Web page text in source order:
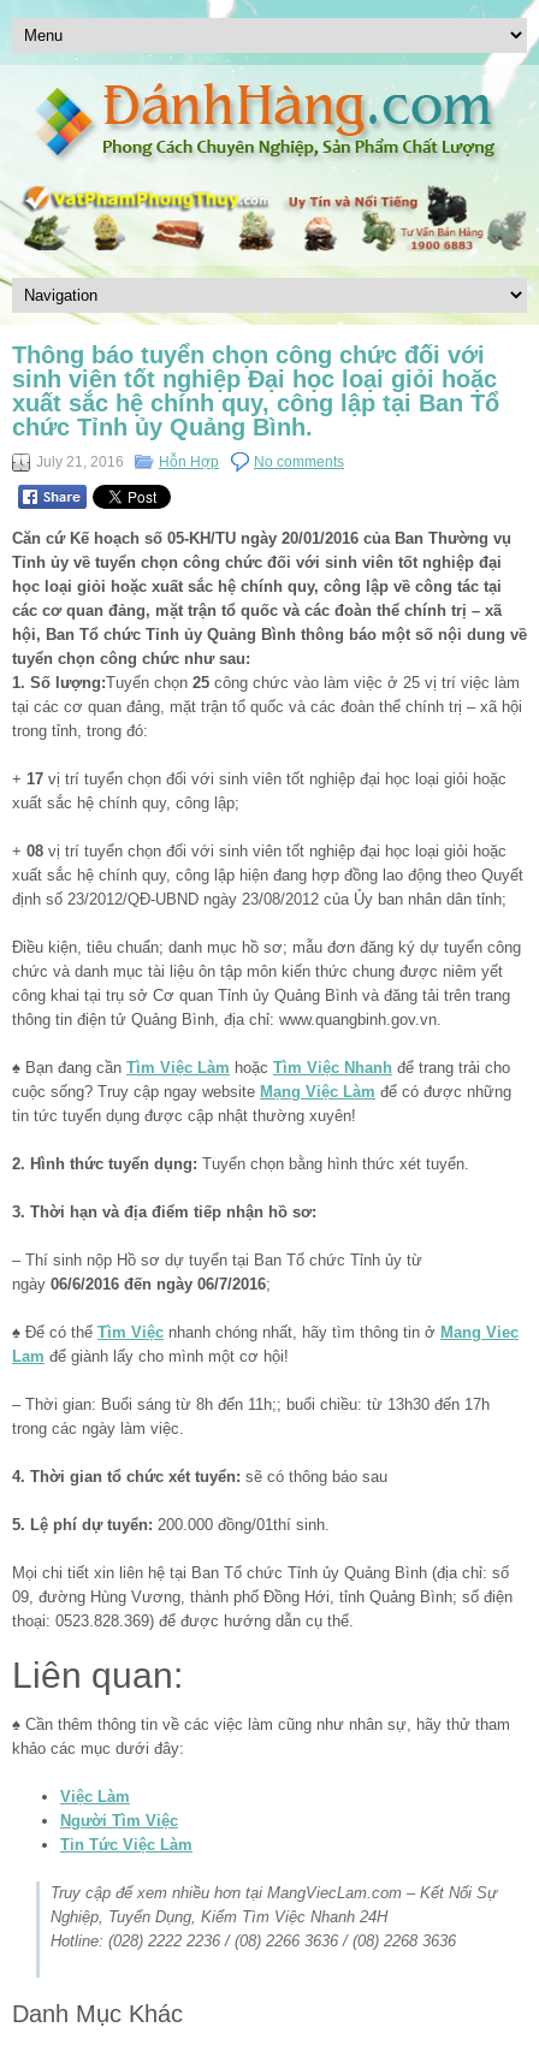
Thông báo tuyển chọn công chức đối với
sinh viên tốt nghiệp Đại học loại giỏi hoặc
xuất sắc hệ chính quy, công lập tại Ban Tổ
chức Tỉnh ủy Quảng Bình.
July 21, 2016 Hỗn Hợp No comments
Căn cứ Kế hoạch số 05-KH/TU ngày 20/01/2016 của Ban Thường vụ
Tỉnh ủy về tuyển chọn công chức đối với sinh viên tốt nghiệp đại
học loại giỏi hoặc xuất sắc hệ chính quy, công lập về công tác tại
các cơ quan đảng, mặt trận tổ quốc và các đoàn thể chính trị – xã
hội, Ban Tổ chức Tỉnh ủy Quảng Bình thông báo một số nội dung về
tuyển chọn công chức như sau:
1. Số lượng:Tuyển chọn 25 công chức vào làm việc ở 25 vị trí việc làm
tại các cơ quan đảng, mặt trận tổ quốc và các đoàn thể chính trị – xã hội
trong tỉnh, trong đó:
+ 17 vị trí tuyển chọn đối với sinh viên tốt nghiệp đại học loại giỏi hoặc
xuất sắc hệ chính quy, công lập;
+ 08 vị trí tuyển chọn đối với sinh viên tốt nghiệp đại học loại giỏi hoặc
xuất sắc hệ chính quy, công lập hiện đang hợp đồng lao động theo Quyết
định số 23/2012/QĐ-UBND ngày 23/08/2012 của Ủy ban nhân dân tỉnh;
Điều kiện, tiêu chuẩn; danh mục hồ sơ; mẫu đơn đăng ký dự tuyển công
chức và danh mục tài liệu ôn tập môn kiến thức chung được niêm yết
công khai tại trụ sở Cơ quan Tỉnh ủy Quảng Bình và đăng tải trên trang
thông tin điện tử Quảng Bình, địa chỉ: www.quangbinh.gov.vn.
♠ Bạn đang cần Tìm Việc Làm hoặc Tìm Việc Nhanh để trang trải cho
cuộc sống? Truy cập ngay website Mạng Việc Làm để có được những
tin tức tuyển dụng được cập nhật thường xuyên!
2. Hình thức tuyển dụng: Tuyển chọn bằng hình thức xét tuyển.
3. Thời hạn và địa điểm tiếp nhận hồ sơ:
– Thí sinh nộp Hồ sơ dự tuyển tại Ban Tổ chức Tỉnh ủy từ
ngày 06/6/2016 đến ngày 06/7/2016;
♠ Để có thể Tìm Việc nhanh chóng nhất, hãy tìm thông tin ở Mang Viec
Lam để giành lấy cho mình một cơ hội!
– Thời gian: Buổi sáng từ 8h đến 11h;; buổi chiều: từ 13h30 đến 17h
trong các ngày làm việc.
4. Thời gian tổ chức xét tuyển: sẽ có thông báo sau
5. Lệ phí dự tuyển: 200.000 đồng/01thí sinh.
Mọi chi tiết xin liên hệ tại Ban Tổ chức Tỉnh ủy Quảng Bình (địa chỉ: số
09, đường Hùng Vương, thành phố Đồng Hới, tỉnh Quảng Bình; số điện
thoại: 0523.828.369) để được hướng dẫn cụ thể.
Liên quan:
♠ Cần thêm thông tin về các việc làm cũng như nhân sự, hãy thử tham
khảo các mục dưới đây:
Việc Làm
Người Tìm Việc
Tin Tức Việc Làm
Truy cập để xem nhiều hơn tại MangViecLam.com – Kết Nối Sự
Nghiệp, Tuyển Dụng, Kiếm Tìm Việc Nhanh 24H
Hotline: (028) 2222 2236 / (08) 2266 3636 / (08) 2268 3636
Danh Mục Khác